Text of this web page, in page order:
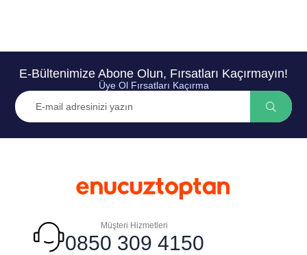
E-Bültenimize Abone Olun, Fırsatları Kaçırmayın!
Üye Ol Fırsatları Kaçırma
Müşteri Hizmetleri
0850 309 4150